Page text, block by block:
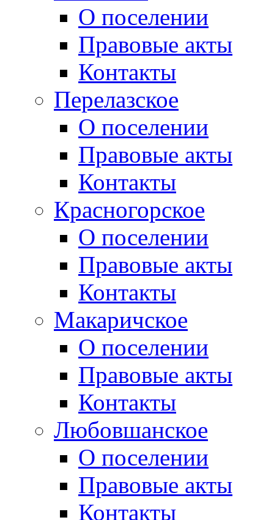
О поселении
Правовые акты
Контакты
Перелазское
О поселении
Правовые акты
Контакты
Красногорское
О поселении
Правовые акты
Контакты
Макаричское
О поселении
Правовые акты
Контакты
Любовшанское
О поселении
Правовые акты
Контакты